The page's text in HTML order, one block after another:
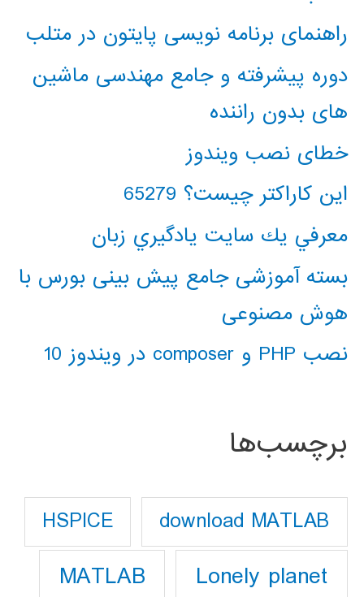
راهنمای برنامه نویسی پایتون در متلب
دوره پیشرفته و جامع مهندسی ماشین
های بدون راننده
خطای نصب ویندوز
این کاراکتر چیست؟ 65279
معرفي يك سايت يادگيري زبان
بسته آموزشی جامع پیش بینی بورس با
هوش مصنوعی
نصب PHP و composer در ویندوز 10
برچسب‌ها
download MATLAB
HSPICE
Lonely planet
MATLAB